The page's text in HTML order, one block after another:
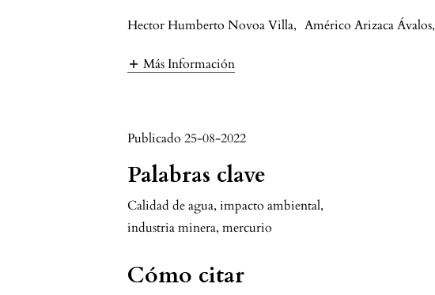
Hector Humberto Novoa Villa, Américo Arizaca Ávalos,
Más Información
Publicado 25-08-2022
Palabras clave
Calidad de agua, impacto ambiental,
industria minera, mercurio
Cómo citar